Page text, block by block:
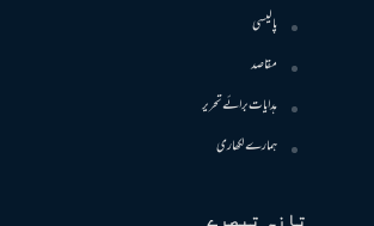
پالیسی
مقاصد
ہدایات برائے تحریر
ہمارے لکھاری
تازہ تبصرے